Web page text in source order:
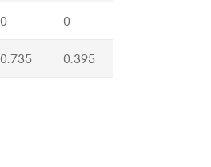
0 0
0.735 0.395